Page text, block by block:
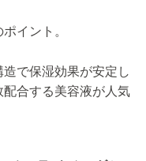
イント。
で保湿効果が安定し
合する美容液が人気